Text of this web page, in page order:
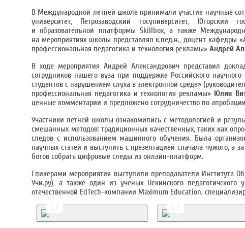
В Международной летней школе принимали участие научные
университет, Петрозаводский госуниверситет, Югорский
и образовательной платформы Skillbox, а также
на мероприятиях школы представлял к.пед.н., доцент
профессиональная педагогика и технология рекламы» Андрей
В ходе мероприятия Андрей Александрович представил
сотрудников нашего вуза при поддержке Российского
студентов с нарушением слуха в электронной среде»
профессиональная педагогика и технология рекламы» Юлия
ценные комментарии и предложено сотрудничество по
Участники летней школы ознакомились с методологией и
смешанных методов: традиционных качественных, таких как
следов с использованием машинного обучения. Была
научных статей и выступить с презентацией сначала чужого, а
ботов собрать цифровые следы из онлайн-платформ.
Спикерами мероприятия выступили преподаватели Института
Учи.ру), а также один из ученых Пекинского педагогичского
отечественной EdTech-компании Maximum Education,